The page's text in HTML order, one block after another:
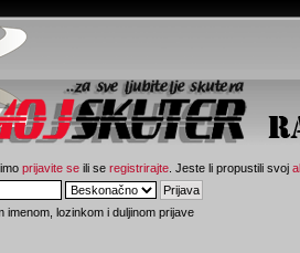
prijavite se ili seregistrirajte . Jeste li propustili svoj
imenom, lozinkom i duljinom prijave